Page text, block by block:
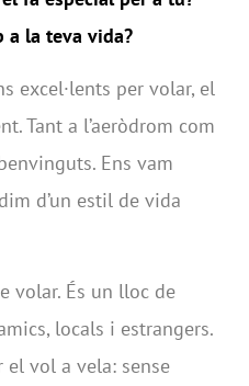
a la teva vida?
excel·lents per volar, el
Tant a l’aeròdrom com
Ens vam
d’un estil de vida
volar. És un lloc de
locals i estrangers.
vol a vela: sense